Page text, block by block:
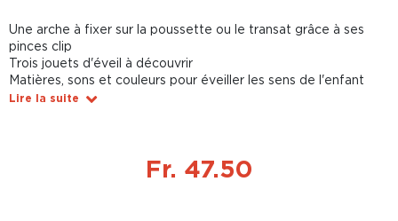
Une arche à fixer sur la poussette ou le transat grâce à ses
pinces clip
Trois jouets d'éveil à découvrir
Matières, sons et couleurs pour éveiller les sens de l'enfant
Lire la suite
Fr. 47.50